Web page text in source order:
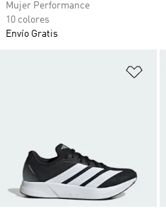
Mujer Performance
10 colores
Envío Gratis